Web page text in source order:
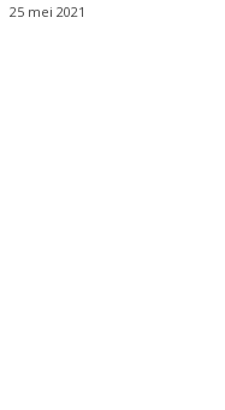
25 mei 2021